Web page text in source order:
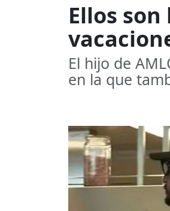
Ellos son
El hijo de
en la que